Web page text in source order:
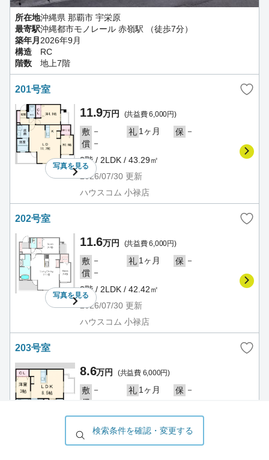
所在地沖縄県 那覇市 宇栄原
最寄駅沖縄都市モノレール 赤嶺駅 （徒歩7分）
築年月 2026年9月
構造
RC
階数
地上7階
201号室
写真を見る
11.9万円 (共益費 6,000円)
敷 － 礼 1ヶ月 保 －
償 －
2階 / 2LDK / 43.29㎡
2026/07/30 更新
ハウスコム 小禄店
202号室
写真を見る
11.6万円 (共益費 6,000円)
敷 － 礼 1ヶ月 保 －
償 －
2階 / 2LDK / 42.42㎡
2026/07/30 更新
ハウスコム 小禄店
203号室
8.6万円 (共益費 6,000円)
敷 － 礼 1ヶ月 保 －
償
2階 / 1LDK / 28.50㎡
2026/07/30 更新
検索条件を確認・変更する